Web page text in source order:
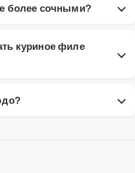
более сочными?
куриное филе